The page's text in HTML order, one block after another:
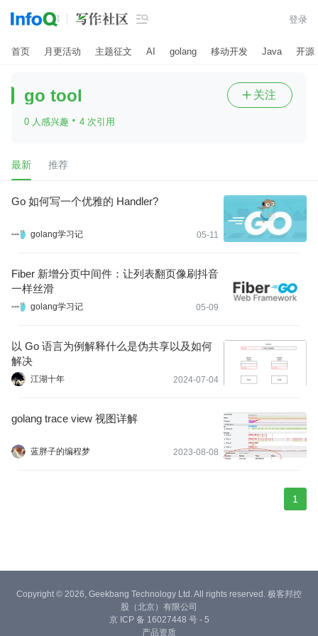
 登录
首页 月更活动 主题征文 AI golang 移动开发 Java 开源
go tool
0 人感兴趣 · 4 次引用
 关注
最新 推荐
Go 如何写一个优雅的 Handler?
golang学习记 05-11
Fiber 新增分页中间件：让列表翻页像刷抖音
一样丝滑
golang学习记 05-09
以 Go 语言为例解释什么是伪共享以及如何
解决
江湖十年 2024-07-04
golang trace view 视图详解
蓝胖子的编程梦 2023-08-08
1
Copyright © 2026, Geekbang Technology Ltd. All rights reserved. 极客邦控
股（北京）有限公司
京 ICP 备 16027448 号 - 5
产品资质